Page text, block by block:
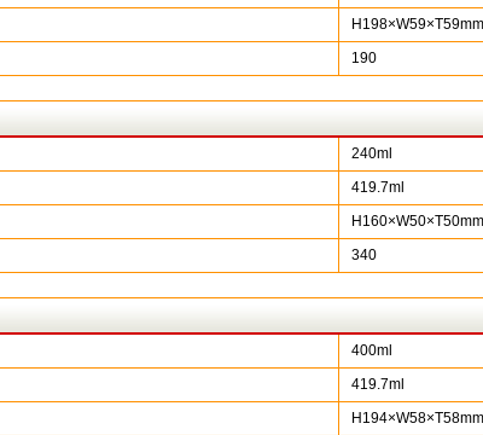
H198×W59×T59mm
190
240ml
419.7ml
H160×W50×T50mm
340
400ml
419.7ml
H194×W58×T58mm